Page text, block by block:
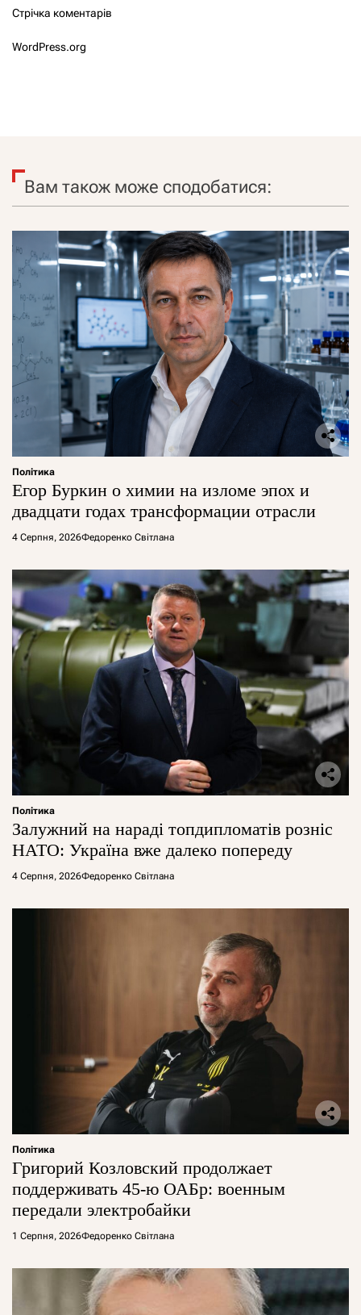
Стрічка коментарів
WordPress.org
Вам також може сподобатися:
Політика
Егор Буркин о химии на изломе эпох и
двадцати годах трансформации отрасли
4 Серпня, 2026Федоренко Світлана
Політика
Залужний на нараді топдипломатів розніс
НАТО: Україна вже далеко попереду
4 Серпня, 2026Федоренко Світлана
Політика
Григорий Козловский продолжает
поддерживать 45-ю ОАБр: военным
передали электробайки
1 Серпня, 2026Федоренко Світлана